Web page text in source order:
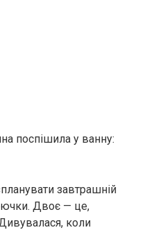
поспішила у ванну:
завтрашній
Двоє — це,
коли